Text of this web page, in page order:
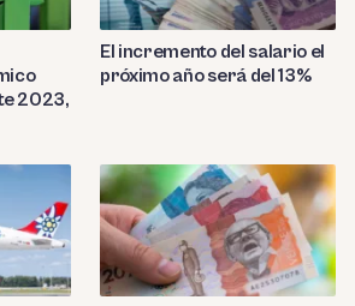
2023,
El incremento del salario el
próximo año será del 13%